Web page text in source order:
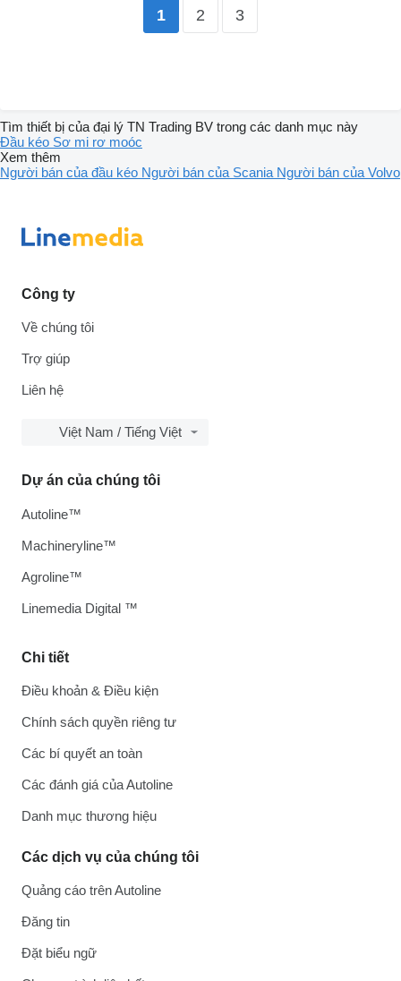
1 2 3
Tìm thiết bị của đại lý TN Trading BV trong các danh mục này
Đầu kéo Sơ mi rơ moóc
Xem thêm
Người bán của đầu kéo Người bán của Scania Người bán của Volvo
Công ty
Về chúng tôi
Trợ giúp
Liên hệ
Việt Nam / Tiếng Việt
Chi tiết
Điều khoản & Điều kiện
Chính sách quyền riêng tư
Các bí quyết an toàn
Các đánh giá của Autoline
Danh mục thương hiệu
Các dịch vụ của chúng tôi
Quảng cáo trên Autoline
Đăng tin
Đặt biểu ngữ
Dự án của chúng tôi
Autoline™
Machineryline™
Agroline™
Linemedia Digital ™